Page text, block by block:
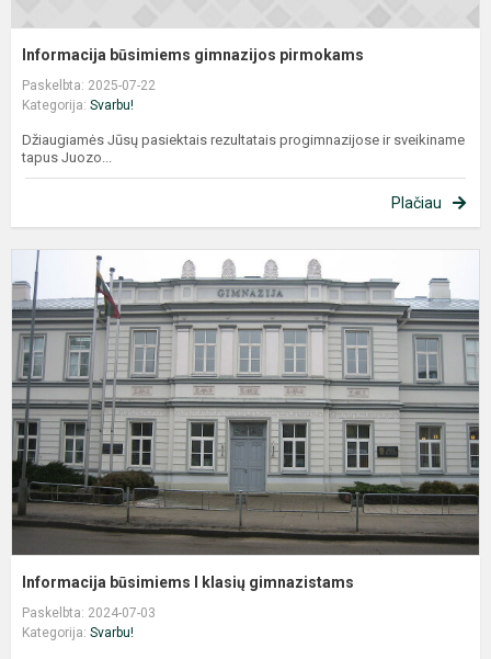
Informacija būsimiems gimnazijos pirmokams
Paskelbta: 2025-07-22
Kategorija: Svarbu!
Džiaugiamės Jūsų pasiektais rezultatais progimnazijose ir sveikiname
tapus Juozo...
Plačiau
Informacija būsimiems I klasių gimnazistams
Paskelbta: 2024-07-03
Kategorija: Svarbu!